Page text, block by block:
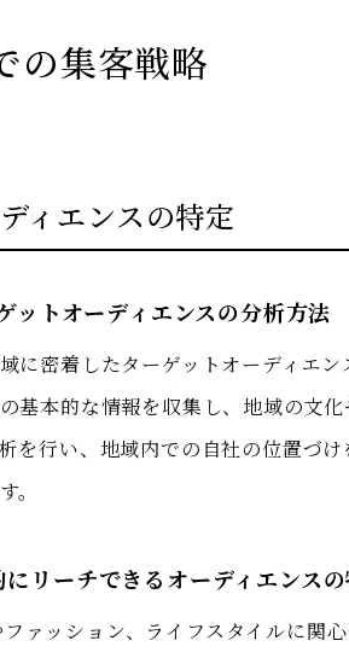
集客戦略
ィエンスの特定
ットオーディエンスの分析方法
に密着したターゲットオーディエ
基本的な情報を収集し、地域の文
を行い、地域内での自社の位置づ
。
リーチできるオーディエンス
ァッション、ライフスタイルに関